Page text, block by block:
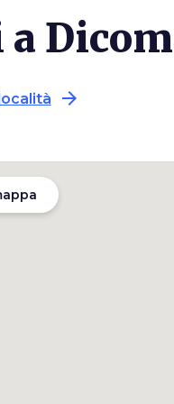
arrow_forward